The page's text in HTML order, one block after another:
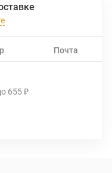
Почта
655 ₽